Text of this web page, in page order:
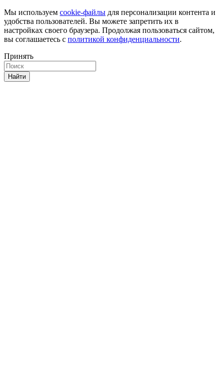
Мы используем cookie-файлы для персонализации контента и
удобства пользователей. Вы можете запретить их в
настройках своего браузера. Продолжая пользоваться сайтом,
вы соглашаетесь с политикой конфиденциальности.
Принять
Найти